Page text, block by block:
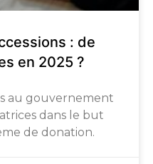
: de
en 2025 ?
au gouvernement
dans le but
de donation.